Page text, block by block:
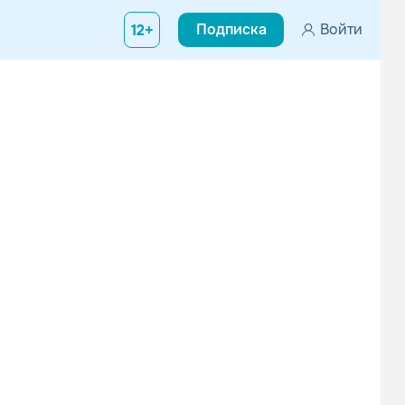
12+ Подписка Войти
Нью-Йорк, США) — американский певец, актёр,